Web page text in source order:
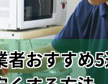
おすすめ